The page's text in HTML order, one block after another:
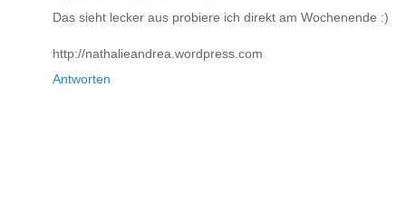
Das sieht lecker aus probiere ich direkt am Wochenende :)
http://nathalieandrea.wordpress.com
Antworten